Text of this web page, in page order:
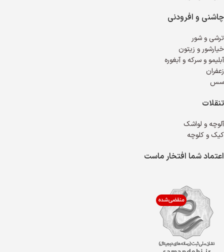
چاشنی و افرودنی
ترشی و شور
خیارشور و زیتون
آبلیمو و سرکه و آبغوره
زعفران
سس
تنقلات
آلوچه و لواشک
کیک و کلوچه
اعتماد شما افتخار ماست